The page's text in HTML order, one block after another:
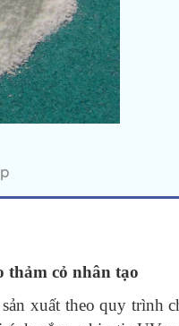
thảm cỏ nhân tạo
xuất theo quy trình